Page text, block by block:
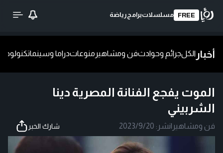
FREE مسلسلاتبرامج رياضة
أخبار الكلجرائم وحوادثفن ومشاهير منوعاتدراما وسينماتكنولوجيا
الموت يفجع الفنانة المصرية دينا
الشربيني
فن ومشاهير |نشر: 2023/9/20 شارك الخبر